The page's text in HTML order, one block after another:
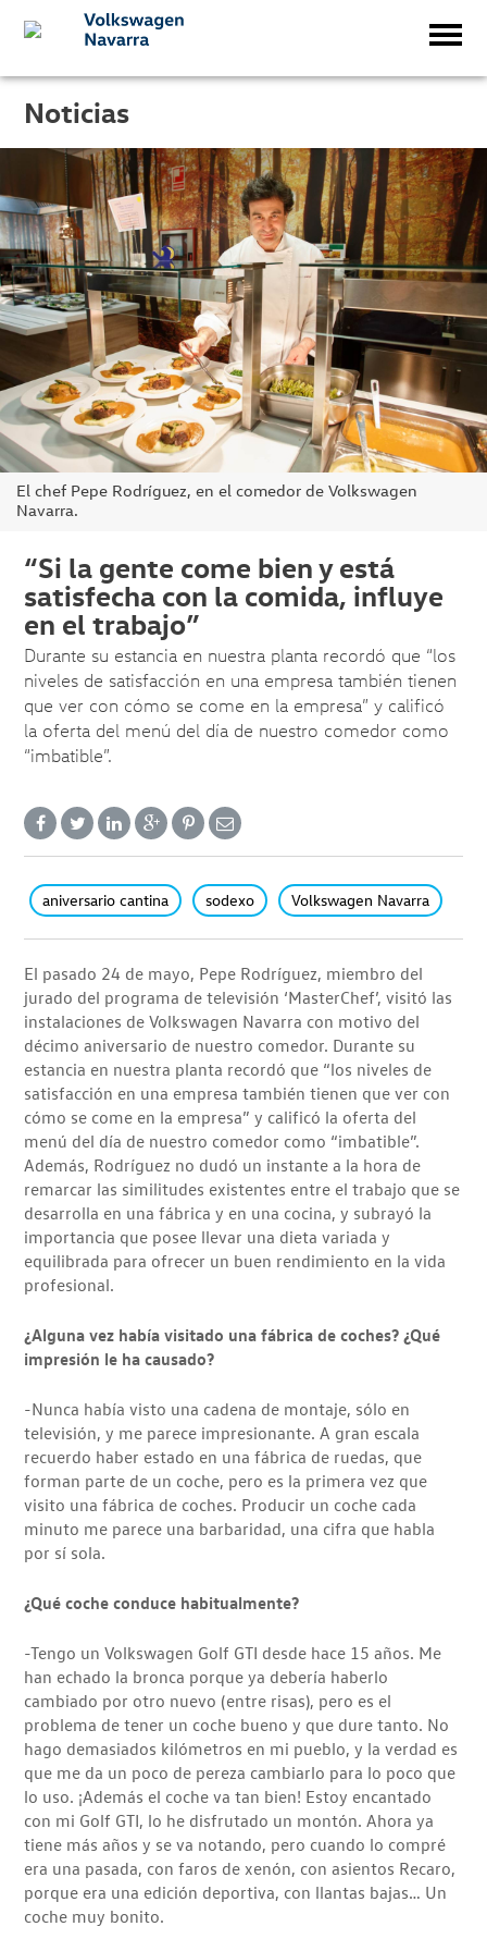
Noticias
El chef Pepe Rodríguez, en el comedor de Volkswagen
Navarra.
“Si la gente come bien y está
satisfecha con la comida, influye
en el trabajo”
Durante su estancia en nuestra planta recordó que “los
niveles de satisfacción en una empresa también tienen
que ver con cómo se come en la empresa” y calificó
la oferta del menú del día de nuestro comedor como
“imbatible”.
aniversario cantina sodexo Volkswagen Navarra
El pasado 24 de mayo, Pepe Rodríguez, miembro del
jurado del programa de televisión ‘MasterChef’, visitó las
instalaciones de Volkswagen Navarra con motivo del
décimo aniversario de nuestro comedor. Durante su
estancia en nuestra planta recordó que “los niveles de
satisfacción en una empresa también tienen que ver con
cómo se come en la empresa” y calificó la oferta del
menú del día de nuestro comedor como “imbatible”.
Además, Rodríguez no dudó un instante a la hora de
remarcar las similitudes existentes entre el trabajo que se
desarrolla en una fábrica y en una cocina, y subrayó la
importancia que posee llevar una dieta variada y
equilibrada para ofrecer un buen rendimiento en la vida
profesional.
¿Alguna vez había visitado una fábrica de coches? ¿Qué
impresión le ha causado?
-Nunca había visto una cadena de montaje, sólo en
televisión, y me parece impresionante. A gran escala
recuerdo haber estado en una fábrica de ruedas, que
forman parte de un coche, pero es la primera vez que
visito una fábrica de coches. Producir un coche cada
minuto me parece una barbaridad, una cifra que habla
por sí sola.
¿Qué coche conduce habitualmente?
-Tengo un Volkswagen Golf GTI desde hace 15 años. Me
han echado la bronca porque ya debería haberlo
cambiado por otro nuevo (entre risas), pero es el
problema de tener un coche bueno y que dure tanto. No
hago demasiados kilómetros en mi pueblo, y la verdad es
que me da un poco de pereza cambiarlo para lo poco que
lo uso. ¡Además el coche va tan bien! Estoy encantado
con mi Golf GTI, lo he disfrutado un montón. Ahora ya
tiene más años y se va notando, pero cuando lo compré
era una pasada, con faros de xenón, con asientos Recaro,
porque era una edición deportiva, con llantas bajas… Un
coche muy bonito.